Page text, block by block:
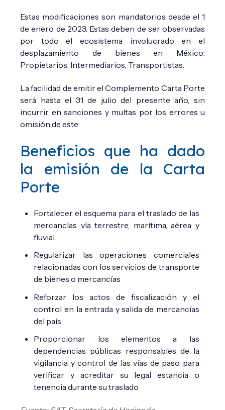
Estas modificaciones son mandatorios desde el 1
de enero de 2023. Estas deben de ser observadas
por todo el ecosistema involucrado en el
desplazamiento de bienes en México:
Propietarios, Intermediarios, Transportistas.
La facilidad de emitir el Complemento Carta Porte
será hasta el 31 de julio del presente año, sin
incurrir en sanciones y multas por los errores u
omisión de este
Beneficios que ha dado
la emisión de la Carta
Porte
Fortalecer el esquema para el traslado de las
mercancías vía terrestre, marítima, aérea y
fluvial.
Regularizar las operaciones comerciales
relacionadas con los servicios de transporte
de bienes o mercancías
Reforzar los actos de fiscalización y el
control en la entrada y salida de mercancías
del país
Proporcionar los elementos a las
dependencias públicas responsables de la
vigilancia y control de las vías de paso para
verificar y acreditar su legal estancia o
tenencia durante su traslado